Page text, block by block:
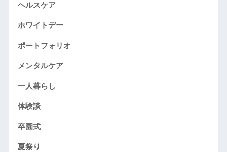
ヘルスケア
ホワイトデー
ポートフォリオ
メンタルケア
一人暮らし
体験談
卒園式
夏祭り